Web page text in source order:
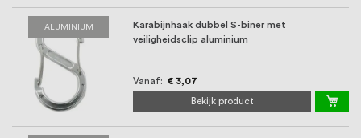
ALUMINIUM
Karabijnhaak dubbel S-biner met
veiligheidsclip aluminium
Vanaf € 3,07
Bekijk product